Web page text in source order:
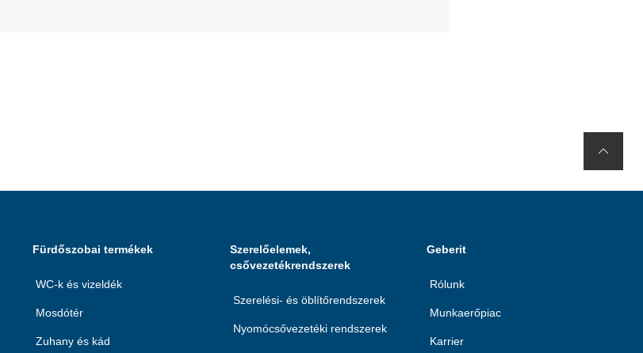
Fürdőszobai termékek
WC-k és vizeldék
Mosdótér
Zuhany és kád
Szerelőelemek,
csővezetékrendszerek
Szerelési- és öblítőrendszerek
Nyomócsővezetéki rendszerek
Geberit
Rólunk
Munkaerőpiac
Karrier